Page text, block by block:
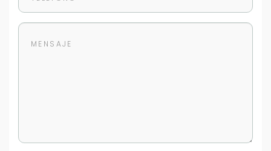
Tus datos están seguros
No compartimos tu información ni enviamos spam.
Uso exclusivo